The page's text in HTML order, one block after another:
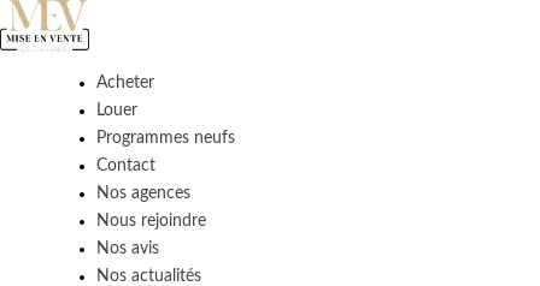
Acheter
Louer
Programmes neufs
Contact
Nos agences
Nous rejoindre
Nos avis
Nos actualités